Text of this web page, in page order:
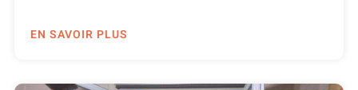
EN SAVOIR PLUS